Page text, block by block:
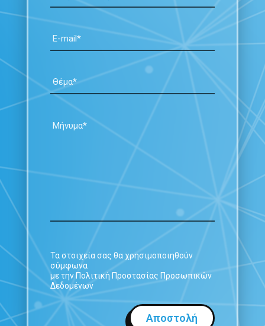
Τα στοιχεία σας θα χρησιμοποιηθούν
σύμφωνα
με την Πολιτική Προστασίας Προσωπικών
Δεδομένων